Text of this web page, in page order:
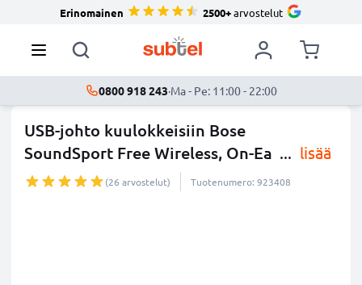
Erinomainen 2500+arvostelut
0800 918 243·Ma - Pe: 11:00 - 22:00
USB-johto kuulokkeisiin Bose
SoundSport Free Wireless, On-Ea ... lisää
(26 arvostelut) Tuotenumero: 923408